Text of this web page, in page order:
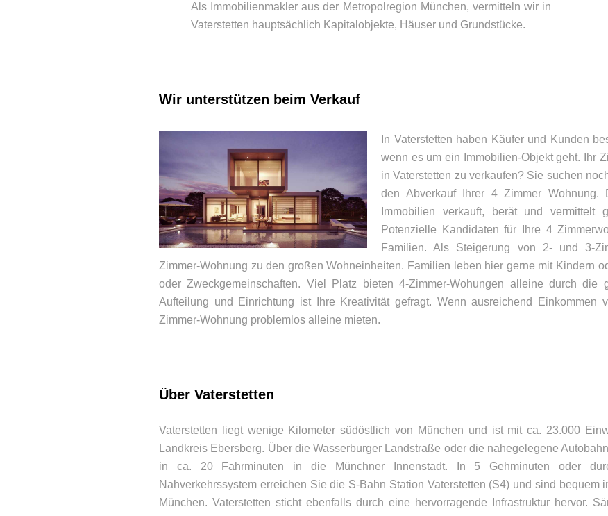
Als Immobilienmakler aus der Metropolregion München, vermitteln wir in
Vaterstetten hauptsächlich Kapitalobjekte, Häuser und Grundstücke.
Wir unterstützen beim Verkauf
In Vaterstetten haben Käufer und Kunden
wenn es um ein Immobilien-Objekt geht. Ihr
in Vaterstetten zu verkaufen? Sie suchen
den Abverkauf Ihrer 4 Zimmer
Immobilien verkauft, berät und vermittelt
Potenzielle Kandidaten für Ihre 4
Familien. Als Steigerung von 2- und 3-
Zimmer-Wohnung zu den großen Wohneinheiten. Familien leben hier gerne mit Kindern
oder Zweckgemeinschaften. Viel Platz bieten 4-Zimmer-Wohungen alleine durch
Aufteilung und Einrichtung ist Ihre Kreativität gefragt. Wenn ausreichend Einkommen
Zimmer-Wohnung problemlos alleine mieten.
Über Vaterstetten
Vaterstetten liegt wenige Kilometer südöstlich von München und ist mit ca. 23.000
Landkreis Ebersberg. Über die Wasserburger Landstraße oder die nahegelegene
in ca. 20 Fahrminuten in die Münchner Innenstadt. In 5 Gehminuten oder
Nahverkehrssystem erreichen Sie die S-Bahn Station Vaterstetten (S4) und sind bequem
München. Vaterstetten sticht ebenfalls durch eine hervorragende Infrastruktur hervor.
BEWERTUNGEN